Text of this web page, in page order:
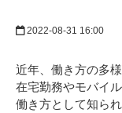
2022-08-31 16:00
近年、働き方の多
在宅勤務やモバイ
働き方として知ら